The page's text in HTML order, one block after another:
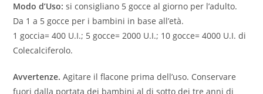
Modo d’Uso:si consigliano 5 gocce al giorno per l’adulto.
Da 1 a 5 gocce per i bambini in base all’età.
1 goccia= 400 U.I.; 5 gocce= 2000 U.I.; 10 gocce= 4000 U.I. di
Colecalciferolo.
Avvertenze.Agitare il flacone prima dell’uso. Conservare
fuori dalla portata dei bambini al di sotto dei tre anni di